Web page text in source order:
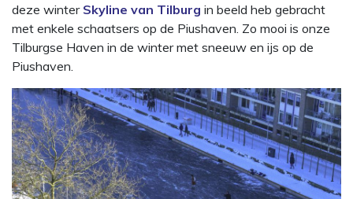
deze winter Skyline van Tilburg in beeld heb gebracht
met enkele schaatsers op de Piushaven. Zo mooi is onze
Tilburgse Haven in de winter met sneeuw en ijs op de
Piushaven.